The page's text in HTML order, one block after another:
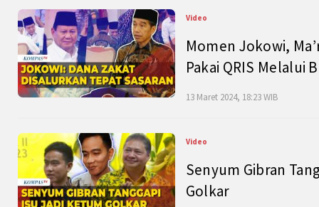
Video
Momen Jokowi,
Pakai QRIS Melalui
13 Maret 2024, 18:23 WIB
Video
Senyum Gibran
Golkar